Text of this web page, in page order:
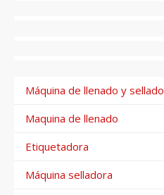
Máquina de llenado y sellado
Maquina de llenado
Etiquetadora
Máquina selladora